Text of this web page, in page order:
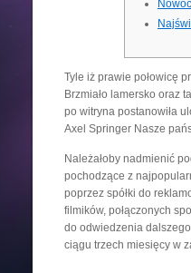
Tyle iż prawie połowicę
Brzmiało lamersko oraz
po witryna postanowiła
Axel Springer Nasze
Należałoby nadmienić
pochodzące z
poprzez spółki do
filmików, połączonych
do odwiedzenia
ciągu trzech miesięcy w